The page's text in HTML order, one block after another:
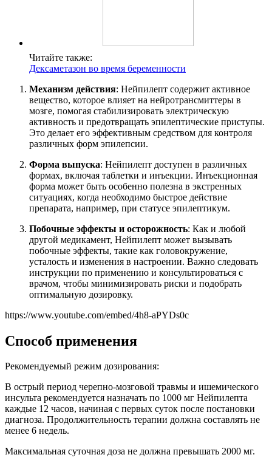
Читайте также:
Дексаметазон во время беременности
Механизм действия: Нейпилепт содержит активное
вещество, которое влияет на нейротрансмиттеры в
мозге, помогая стабилизировать электрическую
активность и предотвращать эпилептические приступы.
Это делает его эффективным средством для контроля
различных форм эпилепсии.
Форма выпуска: Нейпилепт доступен в различных
формах, включая таблетки и инъекции. Инъекционная
форма может быть особенно полезна в экстренных
ситуациях, когда необходимо быстрое действие
препарата, например, при статусе эпилептикум.
Побочные эффекты и осторожность: Как и любой
другой медикамент, Нейпилепт может вызывать
побочные эффекты, такие как головокружение,
усталость и изменения в настроении. Важно следовать
инструкции по применению и консультироваться с
врачом, чтобы минимизировать риски и подобрать
оптимальную дозировку.
https://www.youtube.com/embed/4h8-aPYDs0c
Способ применения
Рекомендуемый режим дозирования:
В острый период черепно-мозговой травмы и ишемического
инсульта рекомендуется назначать по 1000 мг Нейпилепта
каждые 12 часов, начиная с первых суток после постановки
диагноза. Продолжительность терапии должна составлять не
менее 6 недель.
Максимальная суточная доза не должна превышать 2000 мг.